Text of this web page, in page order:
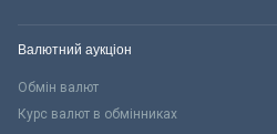
Валютний аукціон
Обмін валют
Курс валют в обмінниках